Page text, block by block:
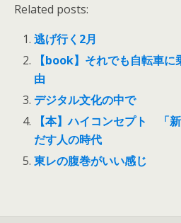
Related posts:
逃げ行く2月
【book】それでも自転車
由
デジタル文化の中で
【本】ハイコンセプト 「
だす人の時代
東レの腹巻がいい感じ